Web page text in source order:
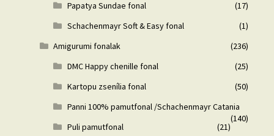
Papatya Sundae fonal
(17)
Schachenmayr Soft & Easy fonal
(1)
Amigurumi fonalak
(236)
DMC Happy chenille fonal
(25)
Kartopu zsenília fonal
(50)
Panni 100% pamutfonal /Schachenmayr Catania
(140)
Puli pamutfonal
(21)